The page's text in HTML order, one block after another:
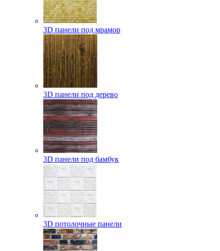
3D панели под мрамор
3D панели под дерево
3D панели под бамбук
3D потолочные панели